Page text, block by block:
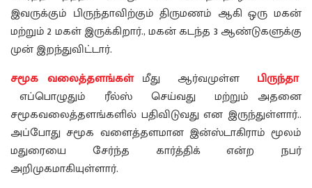
இவருக்கும் பிருந்தாவிற்கும் திருமணம் ஆகி ஒரு மகன்
மற்றும் 2 மகள் இருக்கிறார்., மகன் கடந்த 3 ஆண்டுகளுக்கு
முன் இறந்துவிட்டார்.
சமூக வலைத்தளங்கள்மீது ஆர்வமுள்ள பிருந்தா
எப்பொழுதும் ரீல்ஸ் செய்வது மற்றும் அதனை
சமூகவலைத்தளங்களில் பதிவிடுவது என இருந்துள்ளார்..
அப்போது சமூக வளைத்தளமான இன்ஸ்டாகிராம் மூலம்
மதுரையை சேர்ந்த கார்த்திக் என்ற நபர்
அறிமுகமாகியுள்ளார்.